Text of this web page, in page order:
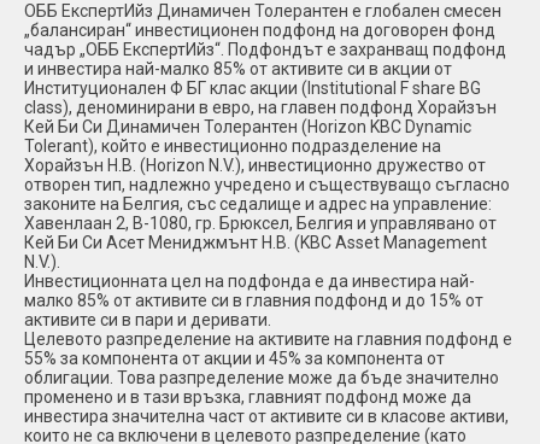
ОББ ЕкспертИйз Динамичен Толерантен е глобален смесен
„балансиран“ инвестиционен подфонд на договорен фонд
чадър „ОББ ЕкспертИйз“. Подфондът е захранващ подфонд
и инвестира най-малко 85% от активите си в акции от
Институционален Ф БГ клас акции (Institutional F share BG
class), деноминирани в евро, на главен подфонд Хорайзън
Кей Би Си Динамичен Толерантен (Horizon KBC Dynamic
Tolerant), който е инвестиционно подразделение на
Хорайзън Н.В. (Horizon N.V.), инвестиционно дружество от
отворен тип, надлежно учредено и съществуващо съгласно
законите на Белгия, със седалище и адрес на управление:
Хавенлаан 2, В-1080, гр. Брюксел, Белгия и управлявано от
Кей Би Си Асет Мениджмънт Н.В. (KBC Asset Management
N.V.).
Инвестиционната цел на подфонда е да инвестира най-
малко 85% от активите си в главния подфонд и до 15% от
активите си в пари и деривати.
Целевото разпределение на активите на главния подфонд е
55% за компонента от акции и 45% за компонента от
облигации. Това разпределение може да бъде значително
променено и в тази връзка, главният подфонд може да
инвестира значителна част от активите си в класове активи,
които не са включени в целевото разпределение (като